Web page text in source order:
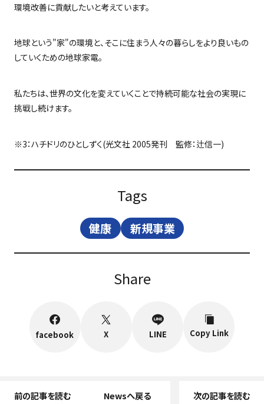
環境改善に貢献したいと考えています。
地球という"家"の環境と、そこに住まう人々の暮らしをより良いもの
していくための地球家電。
私たちは、世界の文化を変えていくことで持続可能な社会の実現に
挑戦し続けます。
※3：ハチドリのひとしずく(光文社 2005発刊 監修：辻信一)
Tags
健康 新規事業
Share
facebook X LINE Copy Link
前の記事を読む Newsへ戻る 次の記事を読む